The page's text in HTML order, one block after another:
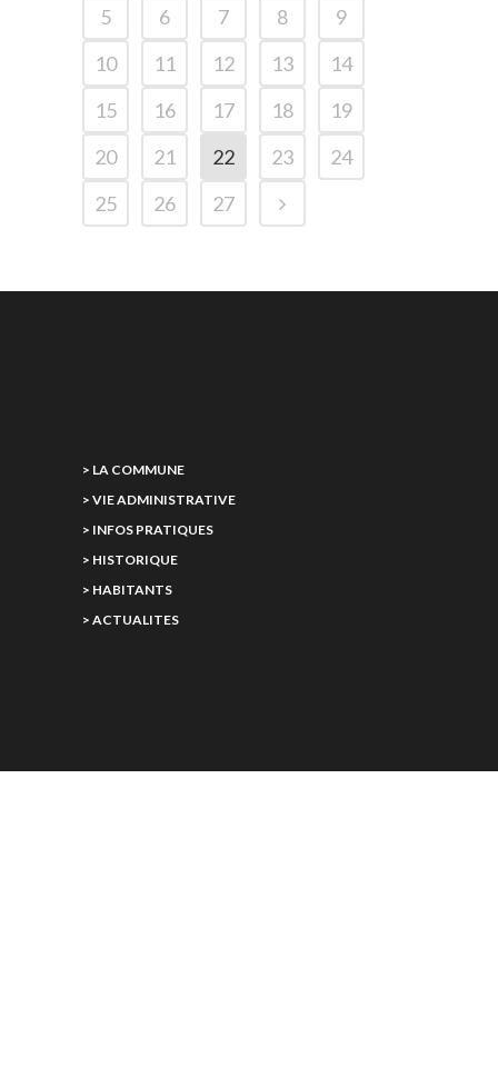
5
6 7 8
9
10
11 12 13
14
15
16 17 18
19
20
21 22 23
24
25
26 27
> LA COMMUNE
> VIE ADMINISTRATIVE
> INFOS PRATIQUES
> HISTORIQUE
> HABITANTS
> ACTUALITES